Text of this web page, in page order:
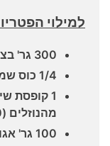
למילוי
300 גר' בצל קצוץ
1/4 כוס שמן
1 קופסת
מהנוזלים (230 גר')
100 גר' אגוזי מלך טחונים